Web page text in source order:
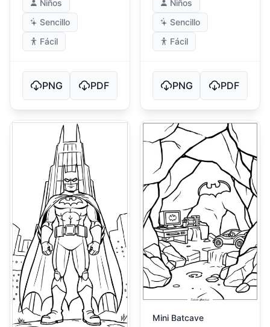
Niños
Sencillo
Fácil
PNG PDF
Niños
Sencillo
Fácil
PNG PDF
Mini Batcave